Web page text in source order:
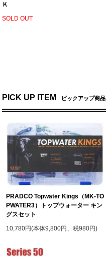
Ｋ
SOLD OUT
PICK UP ITEM ピックアップ商品
PRADCO Topwater Kings（MK-TO
PWATER3）トップウォーター キン
グスセット
10,780円(本体9,800円、税980円)